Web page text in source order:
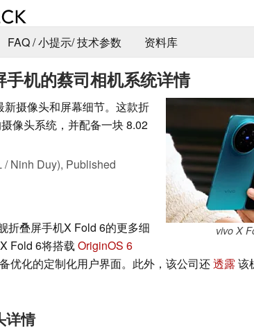
FAQ / 小提示/ 技术参数 资料库
机的蔡司相机系统详情
vivo X
摄像头和屏幕细节。这款折
像头系统，并配备一块 8.02
/ Ninh Duy), Published
折叠屏手机X Fold 6的更多细
Fold 6将搭载 OriginOS 6
优化的定制化用户界面。此外，该公司还透露 该
详情